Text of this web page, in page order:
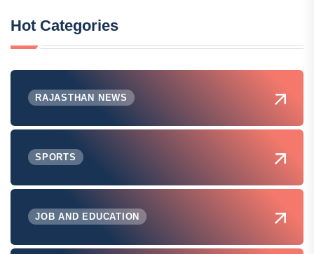
Hot Categories
RAJASTHAN NEWS
SPORTS
JOB AND EDUCATION